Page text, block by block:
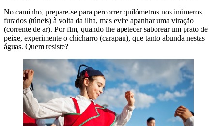
No caminho, prepare-se para percorrer quilómetros nos inúmeros
furados (túneis) à volta da ilha, mas evite apanhar uma viração
(corrente de ar). Por fim, quando lhe apetecer saborear um prato de
peixe, experimente o chicharro (carapau), que tanto abunda nestas
águas. Quem resiste?